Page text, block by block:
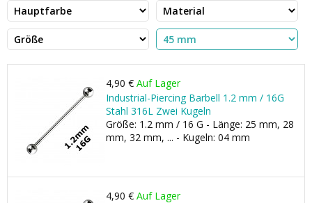
4,90 € Auf Lager
Industrial-Piercing Barbell 1.2 mm / 16G
Stahl 316L Zwei Kugeln
Größe: 1.2 mm / 16 G - Länge: 25 mm, 28
mm, 32 mm, ... - Kugeln: 04 mm
4,90 € Auf Lager